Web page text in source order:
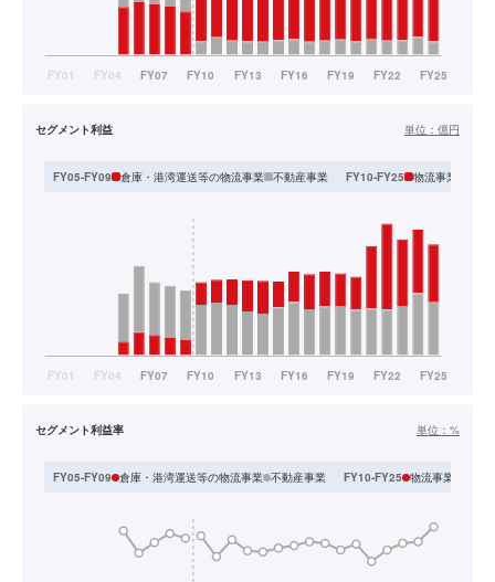
セグメント利益 単位： 億円
FY05-FY09 倉庫・港湾運送等の物流事業 不動産事業 FY10-FY25 物流事業
セグメント利益率 単位： %
FY05-FY09 倉庫・港湾運送等の物流事業 不動産事業 FY10-FY25 物流事業